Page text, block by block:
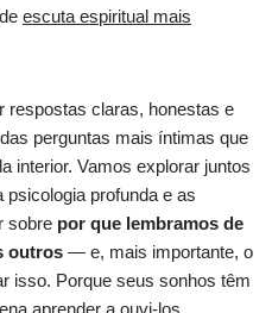
escuta espiritual mais
respostas claras, honestas e
perguntas mais íntimas que
interior. Vamos explorar juntos
psicologia profunda e as
sobre por que lembramos de
outros — e, mais importante, o
isso. Porque seus sonhos têm
aprender a ouvi-los.